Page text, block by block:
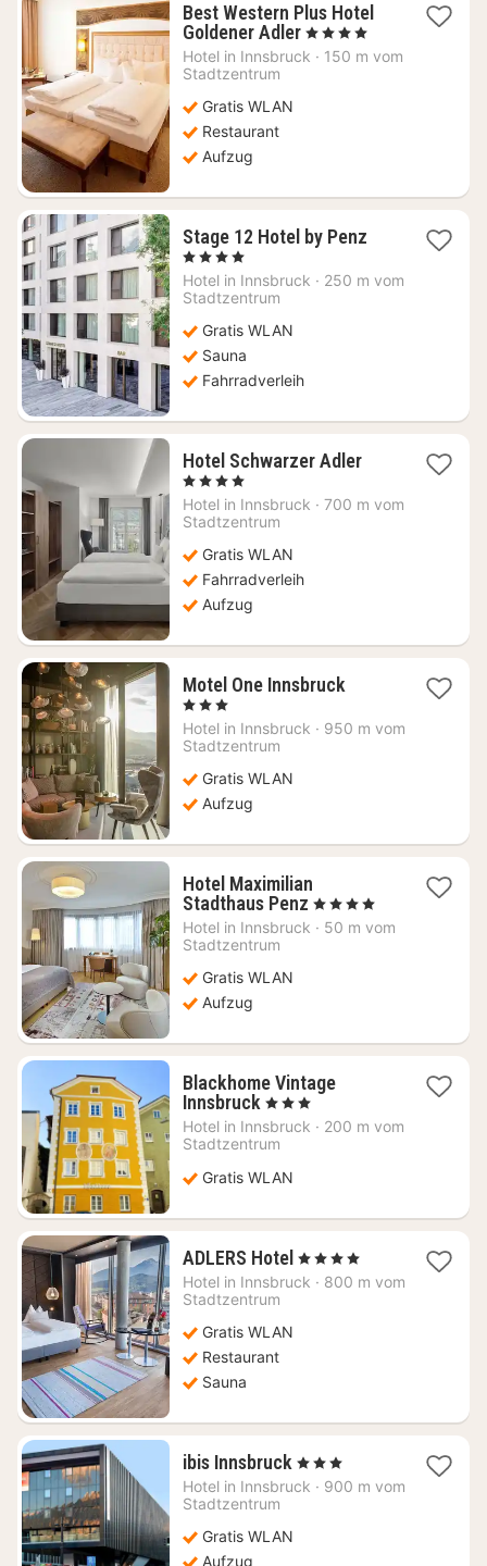
Best Western Plus Hotel
Goldener Adler1
Nacht
, 4 Sterne
Hotel in Innsbruck · 150 m vom
Stadtzentrum
Gratis WLAN
Restaurant
Aufzug
Stage 12 Hotel by Penz1
ab
, 4 Sterne
Hotel in Innsbruck · 250 m vom
Stadtzentrum
Gratis WLAN
Sauna
Fahrradverleih
Hotel Schwarzer Adler1
ab
, 4 Sterne
Hotel in Innsbruck · 700 m vom
Stadtzentrum
Gratis WLAN
Fahrradverleih
Aufzug
Motel One Innsbruck1
ab
, 3 Sterne
Hotel in Innsbruck · 950 m vom
Stadtzentrum
Gratis WLAN
Aufzug
Hotel Maximilian
Stadthaus Penz 1
Nacht
, 4 Sterne
Hotel in Innsbruck · 50 m vom
Stadtzentrum
Gratis WLAN
Aufzug
Blackhome Vintage
Innsbruck 1
Nacht
ab
€
, 3 Sterne
Hotel in Innsbruck · 200 m vom
Stadtzentrum
Gratis WLAN
ADLERS Hotel 1
Nacht
, 4 Sterne
Hotel in Innsbruck · 800 m vom
Stadtzentrum
Gratis WLAN
Restaurant
Sauna
ibis Innsbruck 1
Nacht
, 3 Sterne
Hotel in Innsbruck · 900 m vom
Stadtzentrum
Gratis WLAN
Aufzug